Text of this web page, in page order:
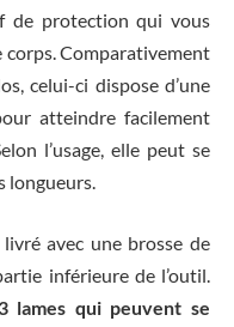
de protection qui vous
corps. Comparativement
celui-ci dispose d’une
atteindre facilement
l’usage, elle peut se
longueurs.
avec une brosse de
inférieure de l’outil.
3 lames qui peuvent se